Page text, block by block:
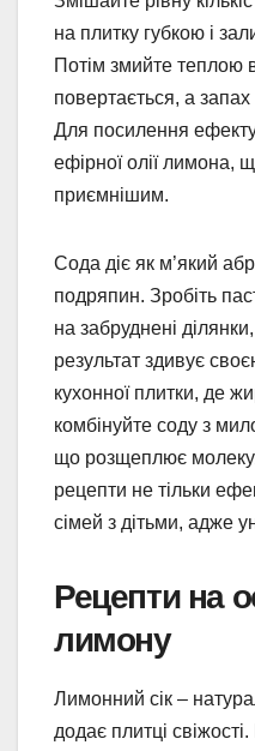
на плитку губкою і
Потім змийте теплою
повертається, а
Для посилення
ефірної олії лимона,
приємнішим.
Сода діє як м’який
подряпин. Зробіть
на забруднені
результат здивує
кухонної плитки, де
комбінуйте соду з
що розщеплює
рецепти не тільки
сімей з дітьми, адже
Рецепти на
лимону
Лимонний сік –
додає плитці